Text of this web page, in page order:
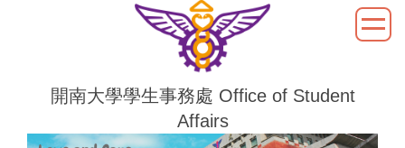
開南大學學生事務處 Office of Student
Affairs